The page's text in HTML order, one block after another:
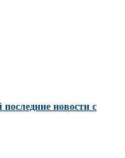
новости с